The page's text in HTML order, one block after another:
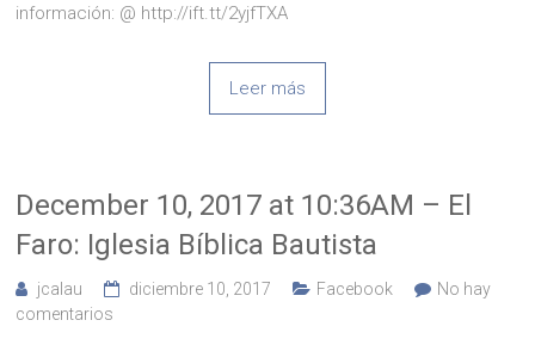
información: @ http://ift.tt/2yjfTXA
Leer más
December 10, 2017 at 10:36AM – El
Faro: Iglesia Bíblica Bautista
jcalau diciembre 10, 2017 Facebook
No hay
comentarios